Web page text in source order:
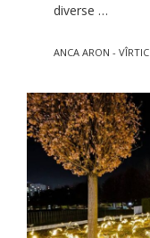
diverse …
ANCA ARON - VÎRTIC